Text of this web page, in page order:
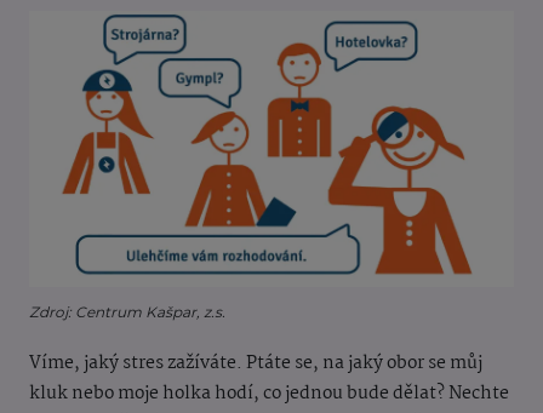
Zdroj: Centrum Kašpar, z.s.
Víme, jaký stres zažíváte. Ptáte se, na jaký obor se můj
kluk nebo moje holka hodí, co jednou bude dělat? Nechte